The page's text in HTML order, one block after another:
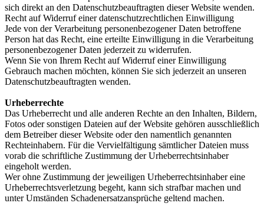
sich direkt an den Datenschutzbeauftragten dieser Website wenden.
Recht auf Widerruf einer datenschutzrechtlichen Einwilligung
Jede von der Verarbeitung personenbezogener Daten betroffene
Person hat das Recht, eine erteilte Einwilligung in die Verarbeitung
personenbezogener Daten jederzeit zu widerrufen.
Wenn Sie von Ihrem Recht auf Widerruf einer Einwilligung
Gebrauch machen möchten, können Sie sich jederzeit an unseren
Datenschutzbeauftragten wenden.
Urheberrechte
Das Urheberrecht und alle anderen Rechte an den Inhalten, Bildern,
Fotos oder sonstigen Dateien auf der Website gehören ausschließlich
dem Betreiber dieser Website oder den namentlich genannten
Rechteinhabern. Für die Vervielfältigung sämtlicher Dateien muss
vorab die schriftliche Zustimmung der Urheberrechtsinhaber
eingeholt werden.
Wer ohne Zustimmung der jeweiligen Urheberrechtsinhaber eine
Urheberrechtsverletzung begeht, kann sich strafbar machen und
unter Umständen Schadenersatzansprüche geltend machen.